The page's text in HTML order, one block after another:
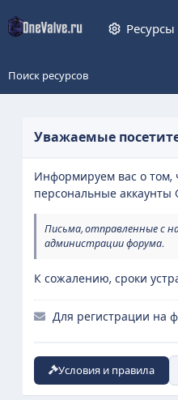
Ресурсы
Поиск ресурсов
Уважаемые
Информируем вас о том,
персональные аккаунты
Письма, отправленные с
администрации форума.
К сожалению, сроки
Для регистрации на
Условия и правила